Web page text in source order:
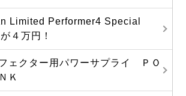
Limited Performer4 Special
４万円！
ェクター用パワーサプライ ＰＯ
Ｋ